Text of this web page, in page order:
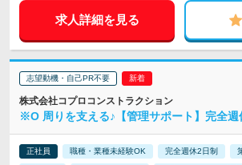
求人詳細を見る
志望動機・自己PR不要
株式会社コプロコンストラクション
※O 周りを支える♪【管理サポート】完全
正社員 職種・業種未経験OK 完全週休2日制